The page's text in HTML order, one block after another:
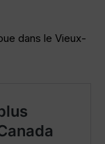
dans le Vieux-